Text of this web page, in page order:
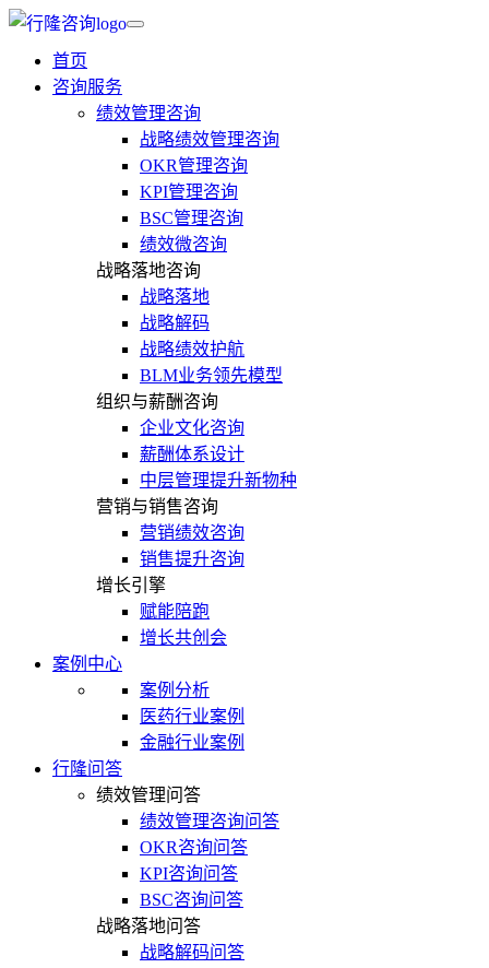
首页
咨询服务
绩效管理咨询
战略绩效管理咨询
OKR管理咨询
KPI管理咨询
BSC管理咨询
绩效微咨询
战略落地咨询
战略落地
战略解码
战略绩效护航
BLM业务领先模型
组织与薪酬咨询
企业文化咨询
薪酬体系设计
中层管理提升新物种
营销与销售咨询
营销绩效咨询
销售提升咨询
增长引擎
赋能陪跑
增长共创会
案例中心
案例分析
医药行业案例
金融行业案例
行隆问答
绩效管理问答
绩效管理咨询问答
OKR咨询问答
KPI咨询问答
BSC咨询问答
战略落地问答
战略解码问答